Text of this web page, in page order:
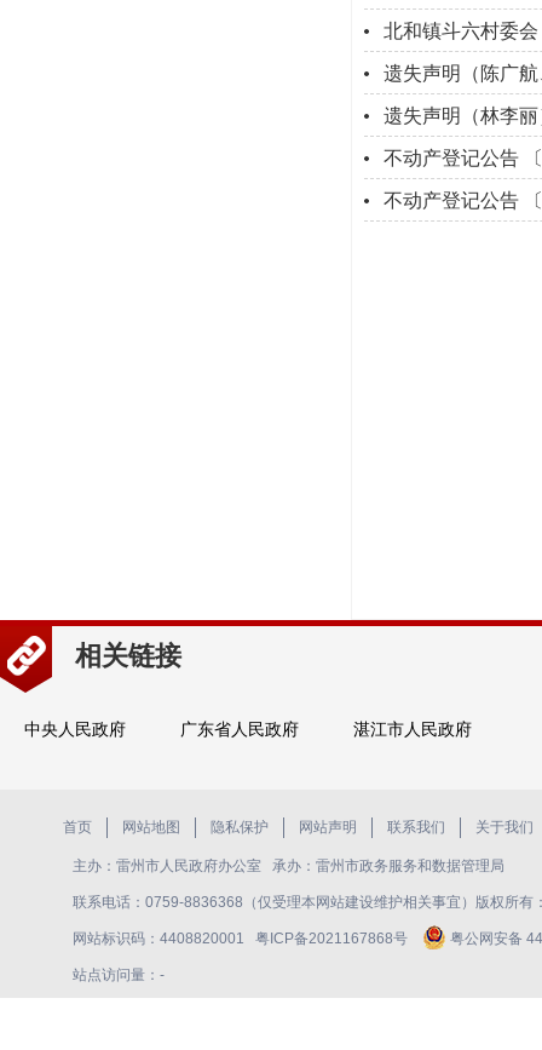
北和镇斗六村委
遗失声明（陈广
遗失声明（林李丽
不动产登记公告
不动产登记公告
相关链接
中央人民政府 广东省人民政府 湛江市人民政府
首页 网站地图 隐私保护 网站声明 联系我们 关于我们
主办：雷州市人民政府办公室 承办：雷州市政务服务和数据管理局
联系电话：0759-8836368（仅受理本网站建设维护相关事宜）版权所有
网站标识码：4408820001 粤ICP备2021167868号 粤公网安备
站点访问量： -